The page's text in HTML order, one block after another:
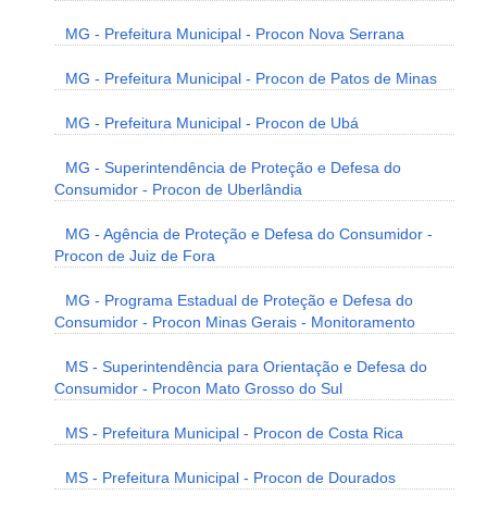
MG - Prefeitura Municipal - Procon Nova Serrana
MG - Prefeitura Municipal - Procon de Patos de Minas
MG - Prefeitura Municipal - Procon de Ubá
MG - Superintendência de Proteção e Defesa do
Consumidor - Procon de Uberlândia
MG - Agência de Proteção e Defesa do Consumidor -
Procon de Juiz de Fora
MG - Programa Estadual de Proteção e Defesa do
Consumidor - Procon Minas Gerais - Monitoramento
MS - Superintendência para Orientação e Defesa do
Consumidor - Procon Mato Grosso do Sul
MS - Prefeitura Municipal - Procon de Costa Rica
MS - Prefeitura Municipal - Procon de Dourados